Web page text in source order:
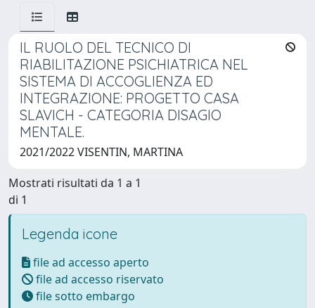
IL RUOLO DEL TECNICO DI
RIABILITAZIONE PSICHIATRICA NEL
SISTEMA DI ACCOGLIENZA ED
INTEGRAZIONE: PROGETTO CASA
SLAVICH - CATEGORIA DISAGIO
MENTALE.
2021/2022 VISENTIN, MARTINA
Mostrati risultati da 1 a 1
di 1
Legenda icone
file ad accesso aperto
file ad accesso riservato
file sotto embargo